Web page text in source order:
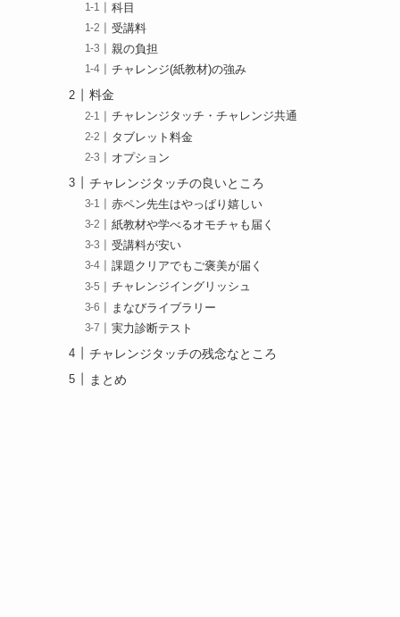
科目
受講料
親の負担
チャレンジ(紙教材)の強み
料金
チャレンジタッチ・チャレンジ共通
タブレット料金
オプション
チャレンジタッチの良いところ
赤ペン先生はやっぱり嬉しい
紙教材や学べるオモチャも届く
受講料が安い
課題クリアでもご褒美が届く
チャレンジイングリッシュ
まなびライブラリー
実力診断テスト
チャレンジタッチの残念なところ
まとめ